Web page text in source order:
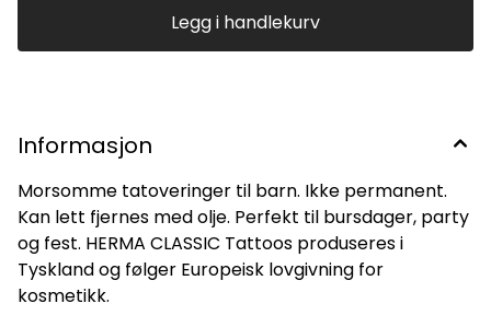
Legg i handlekurv
Informasjon
Morsomme tatoveringer til barn. Ikke permanent.
Kan lett fjernes med olje. Perfekt til bursdager, party
og fest. HERMA CLASSIC Tattoos produseres i
Tyskland og følger Europeisk lovgivning for
kosmetikk.